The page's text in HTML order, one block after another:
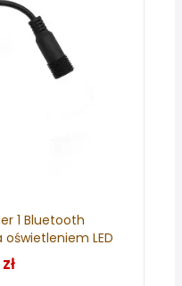
1 Bluetooth
LED